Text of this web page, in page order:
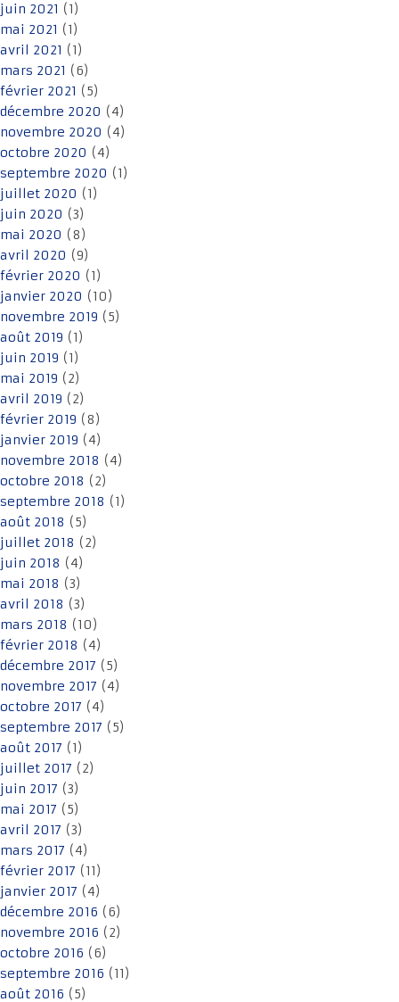
juin 2021 (1)
mai 2021 (1)
avril 2021 (1)
mars 2021 (6)
février 2021 (5)
décembre 2020 (4)
novembre 2020 (4)
octobre 2020 (4)
septembre 2020 (1)
juillet 2020 (1)
juin 2020 (3)
mai 2020 (8)
avril 2020 (9)
février 2020 (1)
janvier 2020 (10)
novembre 2019 (5)
août 2019 (1)
juin 2019 (1)
mai 2019 (2)
avril 2019 (2)
février 2019 (8)
janvier 2019 (4)
novembre 2018 (4)
octobre 2018 (2)
septembre 2018 (1)
août 2018 (5)
juillet 2018 (2)
juin 2018 (4)
mai 2018 (3)
avril 2018 (3)
mars 2018 (10)
février 2018 (4)
décembre 2017 (5)
novembre 2017 (4)
octobre 2017 (4)
septembre 2017 (5)
août 2017 (1)
juillet 2017 (2)
juin 2017 (3)
mai 2017 (5)
avril 2017 (3)
mars 2017 (4)
février 2017 (11)
janvier 2017 (4)
décembre 2016 (6)
novembre 2016 (2)
octobre 2016 (6)
septembre 2016 (11)
août 2016 (5)